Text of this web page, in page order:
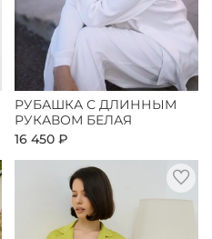
РУБАШКА С ДЛИННЫМ
РУКАВОМ БЕЛАЯ
16 450 ₽